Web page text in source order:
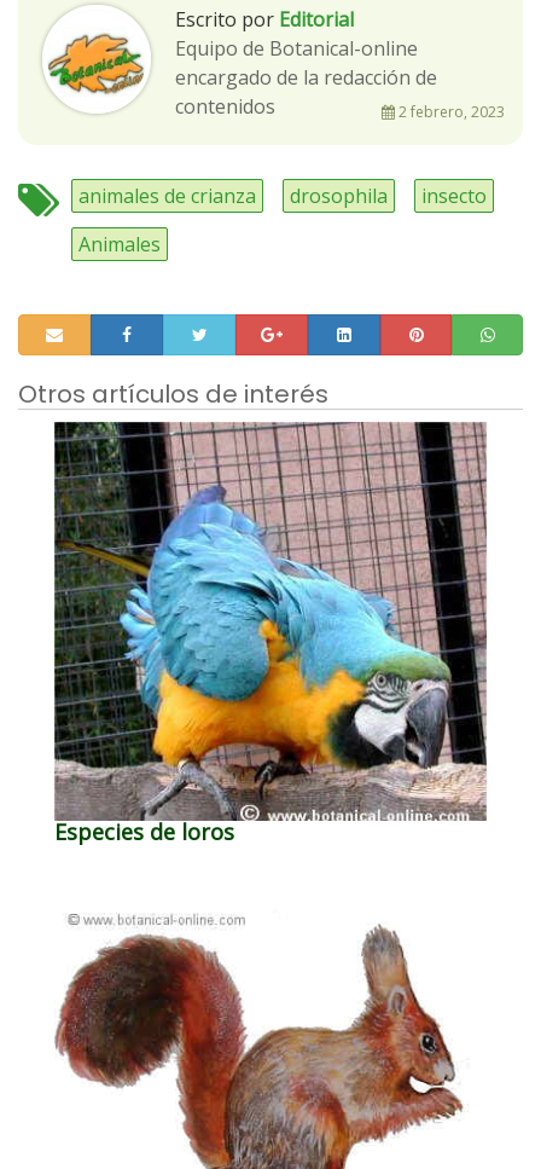
Escrito por Editorial
Equipo de Botanical-online
encargado de la redacción de
contenidos
2 febrero, 2023
animales de crianza drosophila
insecto
Animales
Otros artículos de interés
Especies de loros